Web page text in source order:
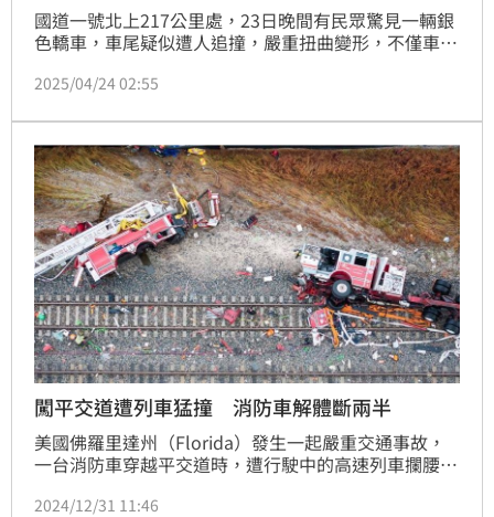
國道一號北上217公里處，23日晚間有民眾驚見一輛銀
色轎車，車尾疑似遭人追撞，嚴重扭曲變形，不僅車頂
撞到不見，卻照常開上國道，不少用路人看到這一幕全
道上被目擊。國道警方接獲通報，立即護送該車行駛下
台76線，
2025/04/24 02:55
闖平交道遭列車猛撞 消防車解體斷兩半
美國佛羅里達州（Florida）發生一起嚴重交通事故，
一台消防車穿越平交道時，遭行駛中的高速列車攔腰撞
撞爛，共造成15人受傷。
2024/12/31 11:46